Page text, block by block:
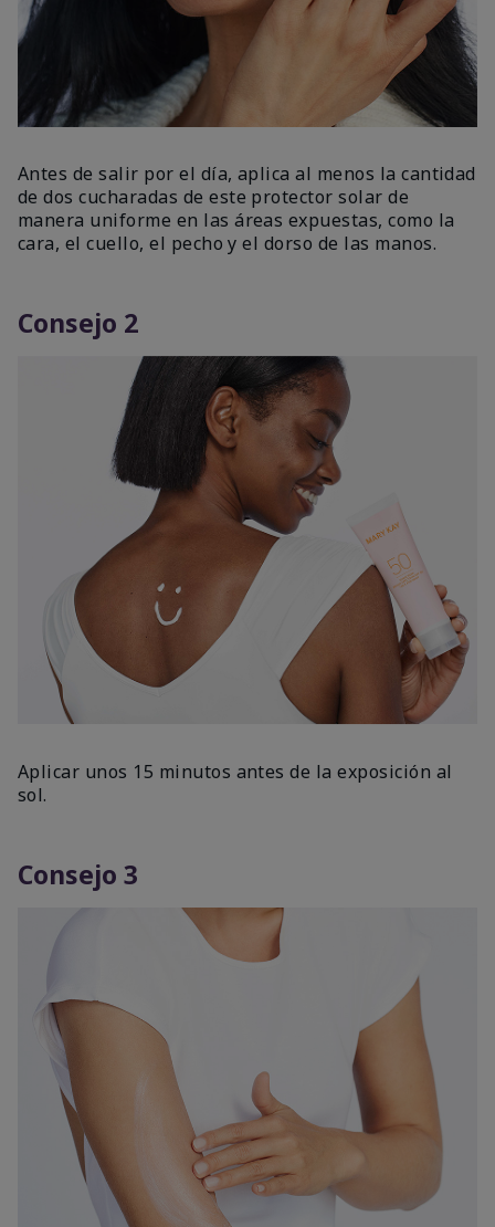
Antes de salir por el día, aplica al menos la cantidad
de dos cucharadas de este protector solar de
manera uniforme en las áreas expuestas, como la
cara, el cuello, el pecho y el dorso de las manos.
Consejo 2
Aplicar unos 15 minutos antes de la exposición al
sol.
Consejo 3